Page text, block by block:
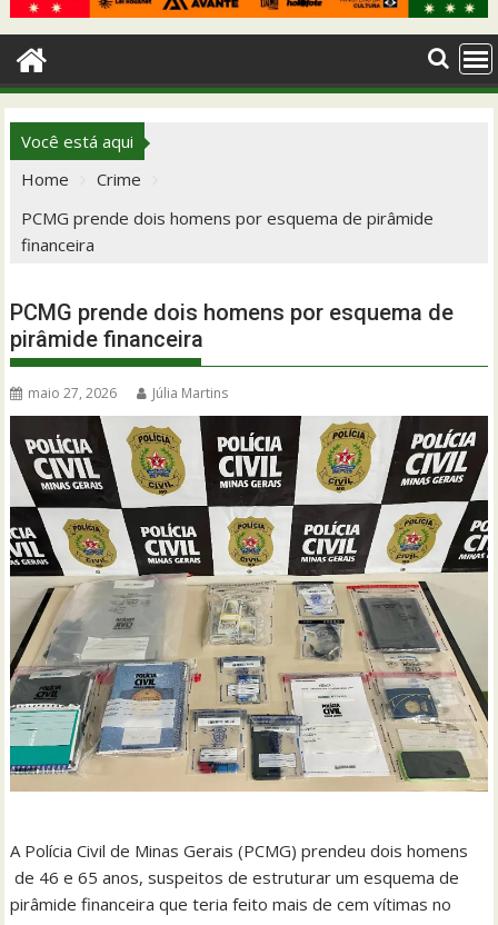
Você está aqui
Home
Crime
PCMG prende dois homens por esquema de pirâmide
financeira
PCMG prende dois homens por esquema de
pirâmide financeira
maio 27, 2026 Júlia Martins
A Polícia Civil de Minas Gerais (PCMG) prendeu dois homens
de 46 e 65 anos, suspeitos de estruturar um esquema de
pirâmide financeira que teria feito mais de cem vítimas no